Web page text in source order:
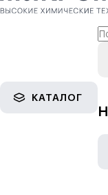
КАТАЛОГ